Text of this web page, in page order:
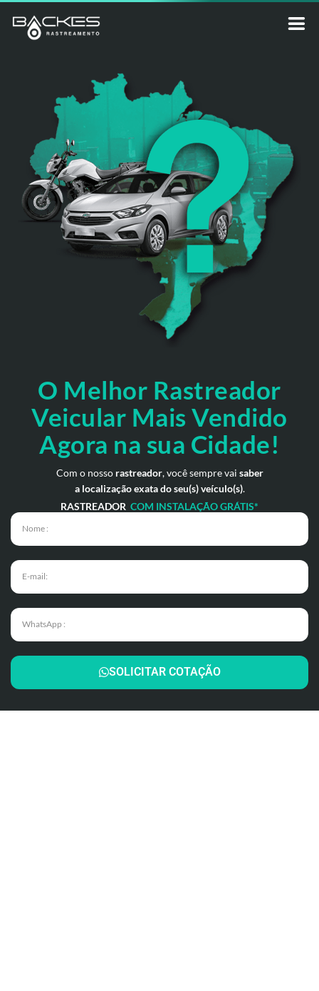
O Melhor Rastreador
Veicular Mais Vendido
Agora na sua Cidade!
Com o nosso rastreador, você sempre vai saber
a localização exata do seu(s) veículo(s).
RASTREADOR COM INSTALAÇÃO GRÁTIS*
SOLICITAR COTAÇÃO